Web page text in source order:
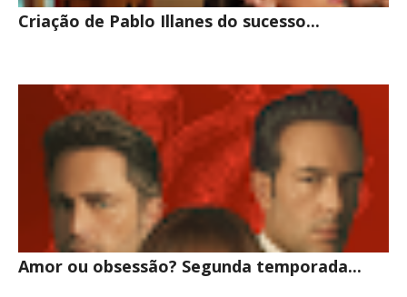
Criação de Pablo Illanes do sucesso...
Amor ou obsessão? Segunda temporada...